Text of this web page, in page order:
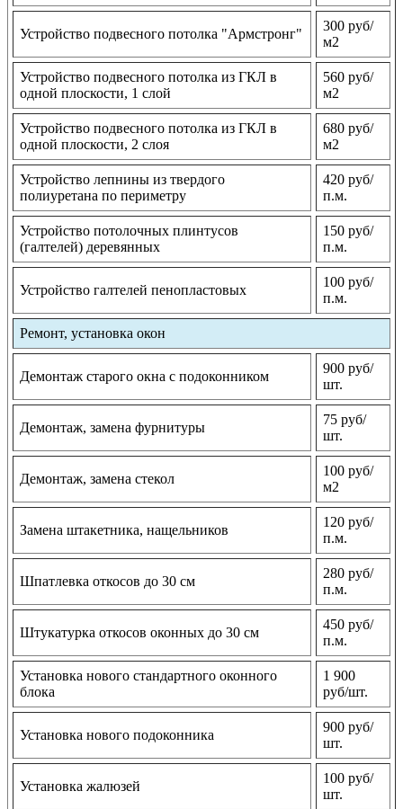
Устройство подвесного потолка "Армстронг"
300 руб/
м2
Устройство подвесного потолка из ГКЛ в
одной плоскости, 1 слой
560 руб/
м2
Устройство подвесного потолка из ГКЛ в
одной плоскости, 2 слоя
680 руб/
м2
Устройство лепнины из твердого
полиуретана по периметру
420 руб/
п.м.
Устройство потолочных плинтусов
(галтелей) деревянных
150 руб/
п.м.
Устройство галтелей пенопластовых
100 руб/
п.м.
Ремонт, установка окон
Демонтаж старого окна с подоконником
900 руб/
шт.
Демонтаж, замена фурнитуры
75 руб/
шт.
Демонтаж, замена стекол
100 руб/
м2
Замена штакетника, нащельников
120 руб/
п.м.
Шпатлевка откосов до 30 см
280 руб/
п.м.
Штукатурка откосов оконных до 30 см
450 руб/
п.м.
Установка нового стандартного оконного
блока
1 900
руб/шт.
Установка нового подоконника
900 руб/
шт.
Установка жалюзей
100 руб/
шт.